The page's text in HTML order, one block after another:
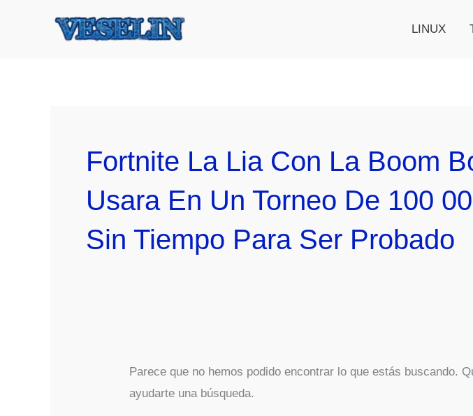
LINUX
Fortnite La Lia Con La Boom
Usara En Un Torneo De 100
Sin Tiempo Para Ser Probado
Parece que no hemos podido encontrar lo que estás buscando.
ayudarte una búsqueda.